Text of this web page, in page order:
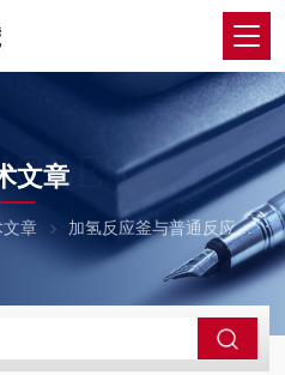
文章
文章 加氢反应釜与普通反应釜的区别